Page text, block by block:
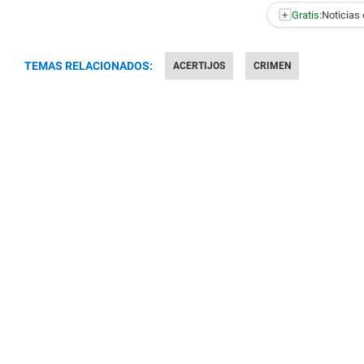
+ Gratis:Noticias
TEMAS RELACIONADOS: ACERTIJOS CRIMEN